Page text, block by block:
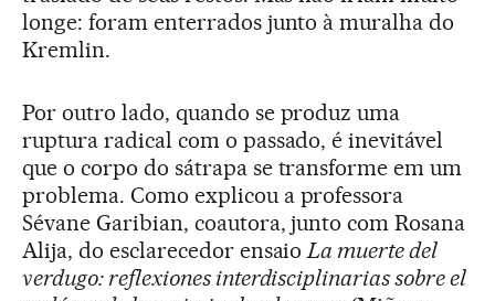
longe: foram enterrados junto à muralha do
Kremlin.
Por outro lado, quando se produz uma
ruptura radical com o passado, é inevitável
que o corpo do sátrapa se transforme em um
problema. Como explicou a professora
Sévane Garibian, coautora, junto com Rosana
Alija, do esclarecedor ensaioLa muerte del
verdugo: reflexiones interdisciplinarias sobre el